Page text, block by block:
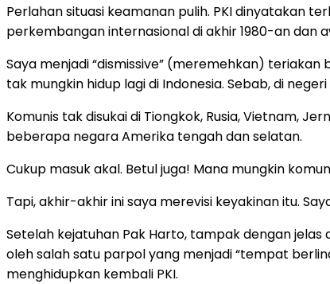
Perlahan situasi keamanan pulih. PKI dinyatakan
perkembangan internasional di akhir 1980-an dan
Saya menjadi “dismissive” (meremehkan)
tak mungkin hidup lagi di Indonesia. Sebab, di
Komunis tak disukai di Tiongkok, Rusia, Vietnam,
beberapa negara Amerika tengah dan selatan.
Cukup masuk akal. Betul juga! Mana mungkin
Tapi, akhir-akhir ini saya merevisi keyakinan itu.
Setelah kejatuhan Pak Harto, tampak dengan
oleh salah satu parpol yang menjadi “tempat
menghidupkan kembali PKI.